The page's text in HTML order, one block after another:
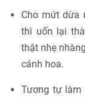
Cho mứt dừa
thì uốn lại
thật nhẹ
cánh hoa.
Tương tự làm